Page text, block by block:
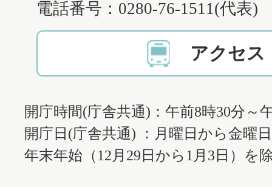
電話番号：0280-76-1511(代表)
アクセス
開庁時間(庁舎共通)：午前8時30分～
開庁日(庁舎共通) ：月曜日から金曜
年末年始（12月29日から1月3日）を